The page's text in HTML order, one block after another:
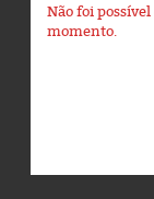
Não foi
momento.